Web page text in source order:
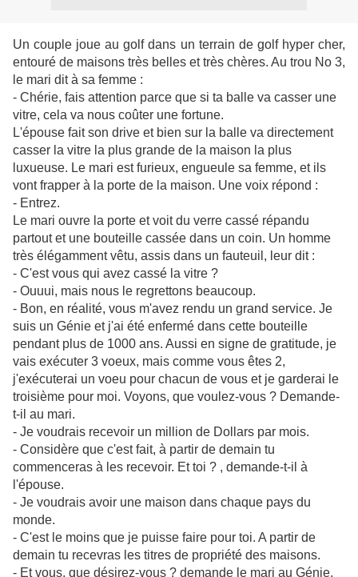
Un couple joue au golf dans un terrain de golf hyper cher,
entouré de maisons très belles et très chères. Au trou No 3,
le mari dit à sa femme :
- Chérie, fais attention parce que si ta balle va casser une
vitre, cela va nous coûter une fortune.
L'épouse fait son drive et bien sur la balle va directement
casser la vitre la plus grande de la maison la plus
luxueuse. Le mari est furieux, engueule sa femme, et ils
vont frapper à la porte de la maison. Une voix répond :
- Entrez.
Le mari ouvre la porte et voit du verre cassé répandu
partout et une bouteille cassée dans un coin. Un homme
très élégamment vêtu, assis dans un fauteuil, leur dit :
- C'est vous qui avez cassé la vitre ?
- Ouuui, mais nous le regrettons beaucoup.
- Bon, en réalité, vous m'avez rendu un grand service. Je
suis un Génie et j'ai été enfermé dans cette bouteille
pendant plus de 1000 ans. Aussi en signe de gratitude, je
vais exécuter 3 voeux, mais comme vous êtes 2,
j'exécuterai un voeu pour chacun de vous et je garderai le
troisième pour moi. Voyons, que voulez-vous ? Demande-
t-il au mari.
- Je voudrais recevoir un million de Dollars par mois.
- Considère que c'est fait, à partir de demain tu
commenceras à les recevoir. Et toi ? , demande-t-il à
l'épouse.
- Je voudrais avoir une maison dans chaque pays du
monde.
- C'est le moins que je puisse faire pour toi. A partir de
demain tu recevras les titres de propriété des maisons.
- Et vous, que désirez-vous ? demande le mari au Génie.